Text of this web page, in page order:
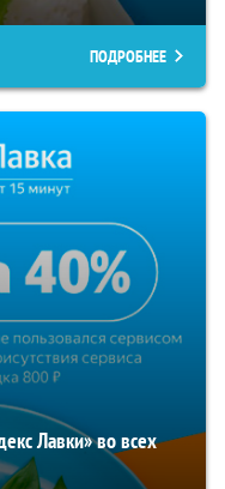
ПОДРОБНЕЕ
Лавки» во всех